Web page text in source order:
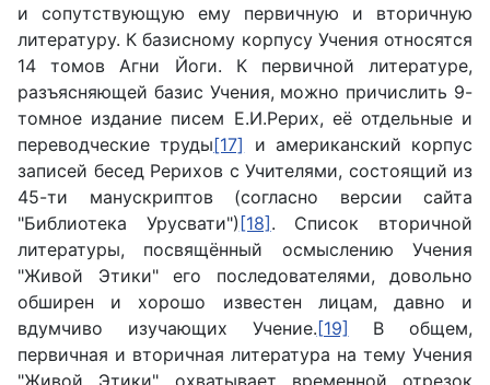
и сопутствующую ему первичную и вторичную
литературу. К базисному корпусу Учения относятся
14 томов Агни Йоги. К первичной литературе,
разъясняющей базис Учения, можно причислить 9-
томное издание писем Е.И.Рерих, её отдельные и
переводческие труды[17]
и американский корпус
записей бесед Рерихов с Учителями, состоящий из
45-ти манускриптов (согласно версии сайта
"Библиотека Урусвати")[18]. Список вторичной
литературы, посвящённый осмыслению Учения
"Живой Этики" его последователями, довольно
обширен и хорошо известен лицам, давно и
вдумчиво изучающих Учение.[19] В общем,
первичная и вторичная литература на тему Учения
"Живой Этики" охватывает временной отрезок